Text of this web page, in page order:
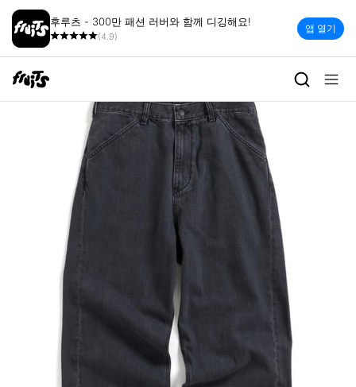
후루츠 - 300만 패션 러버와 함께 디깅해요!
(4.9)
앱 열기